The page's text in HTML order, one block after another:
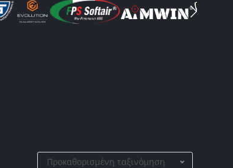
Προκαθορισμένη ταξινόμηση